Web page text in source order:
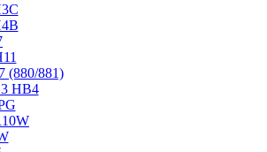
(880/881)
HB4